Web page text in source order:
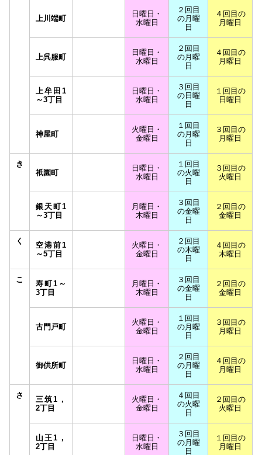
上川端町
日曜日・
水曜日
２回目
の月曜
日
４回目の
月曜日
上呉服町
日曜日・
水曜日
２回目
の月曜
日
４回目の
月曜日
上牟田1
～3丁目
日曜日・
水曜日
３回目
の日曜
日
１回目の
日曜日
神屋町
火曜日・
金曜日
１回目
の月曜
日
３回目の
月曜日
き
祇園町
日曜日・
水曜日
１回目
の火曜
日
３回目の
火曜日
銀天町1
～3丁目
月曜日・
木曜日
３回目
の金曜
日
２回目の
金曜日
く
空港前1
～5丁目
火曜日・
金曜日
２回目
の木曜
日
４回目の
木曜日
こ
寿町1～
3丁目
月曜日・
木曜日
３回目
の金曜
日
２回目の
金曜日
古門戸町
火曜日・
金曜日
１回目
の月曜
日
３回目の
月曜日
御供所町
日曜日・
水曜日
２回目
の月曜
日
４回目の
月曜日
さ
三筑1，
2丁目
火曜日・
金曜日
４回目
の火曜
日
２回目の
火曜日
山王1，
2丁目
日曜日・
水曜日
３回目
の月曜
日
１回目の
月曜日